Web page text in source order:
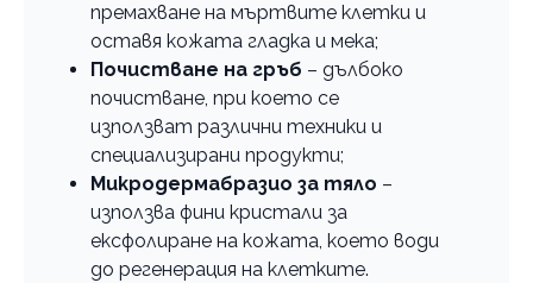
премахване на мъртвите клетки и
оставя кожата гладка и мека;
Почистване на гръб – дълбоко
почистване, при което се
използват различни техники и
специализирани продукти;
Микродермабразио за тяло –
използва фини кристали за
ексфолиране на кожата, което води
до регенерация на клетките.